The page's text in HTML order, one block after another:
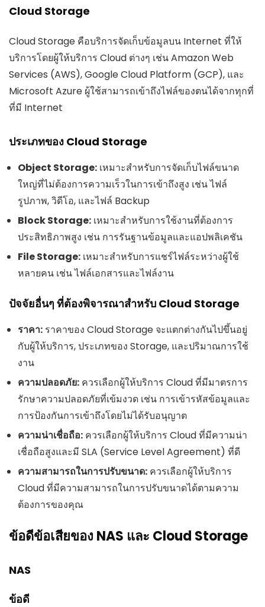
Cloud Storage
Cloud Storage คือบริการจัดเก็บข้อมูลบน Internet ที่ให้
บริการโดยผู้ให้บริการ Cloud ต่างๆ เช่น Amazon Web
Services (AWS), Google Cloud Platform (GCP), และ
Microsoft Azure ผู้ใช้สามารถเข้าถึงไฟล์ของตนได้จากทุกที่
ที่มี Internet
ประเภทของ Cloud Storage
Object Storage: เหมาะสำหรับการจัดเก็บไฟล์ขนาด
ใหญ่ที่ไม่ต้องการความเร็วในการเข้าถึงสูง เช่น ไฟล์
รูปภาพ, วิดีโอ, และไฟล์ Backup
Block Storage: เหมาะสำหรับการใช้งานที่ต้องการ
ประสิทธิภาพสูง เช่น การรันฐานข้อมูลและแอปพลิเคชัน
File Storage: เหมาะสำหรับการแชร์ไฟล์ระหว่างผู้ใช้
หลายคน เช่น ไฟล์เอกสารและไฟล์งาน
ปัจจัยอื่นๆ ที่ต้องพิจารณาสำหรับ Cloud Storage
ราคา: ราคาของ Cloud Storage จะแตกต่างกันไปขึ้นอยู่
กับผู้ให้บริการ, ประเภทของ Storage, และปริมาณการใช้
งาน
ความปลอดภัย: ควรเลือกผู้ให้บริการ Cloud ที่มีมาตรการ
รักษาความปลอดภัยที่เข้มงวด เช่น การเข้ารหัสข้อมูลและ
การป้องกันการเข้าถึงโดยไม่ได้รับอนุญาต
ความน่าเชื่อถือ: ควรเลือกผู้ให้บริการ Cloud ที่มีความน่า
เชื่อถือสูงและมี SLA (Service Level Agreement) ที่ดี
ความสามารถในการปรับขนาด: ควรเลือกผู้ให้บริการ
Cloud ที่มีความสามารถในการปรับขนาดได้ตามความ
ต้องการของคุณ
ข้อดีข้อเสียของ NAS และ Cloud Storage
NAS
ข้อดี